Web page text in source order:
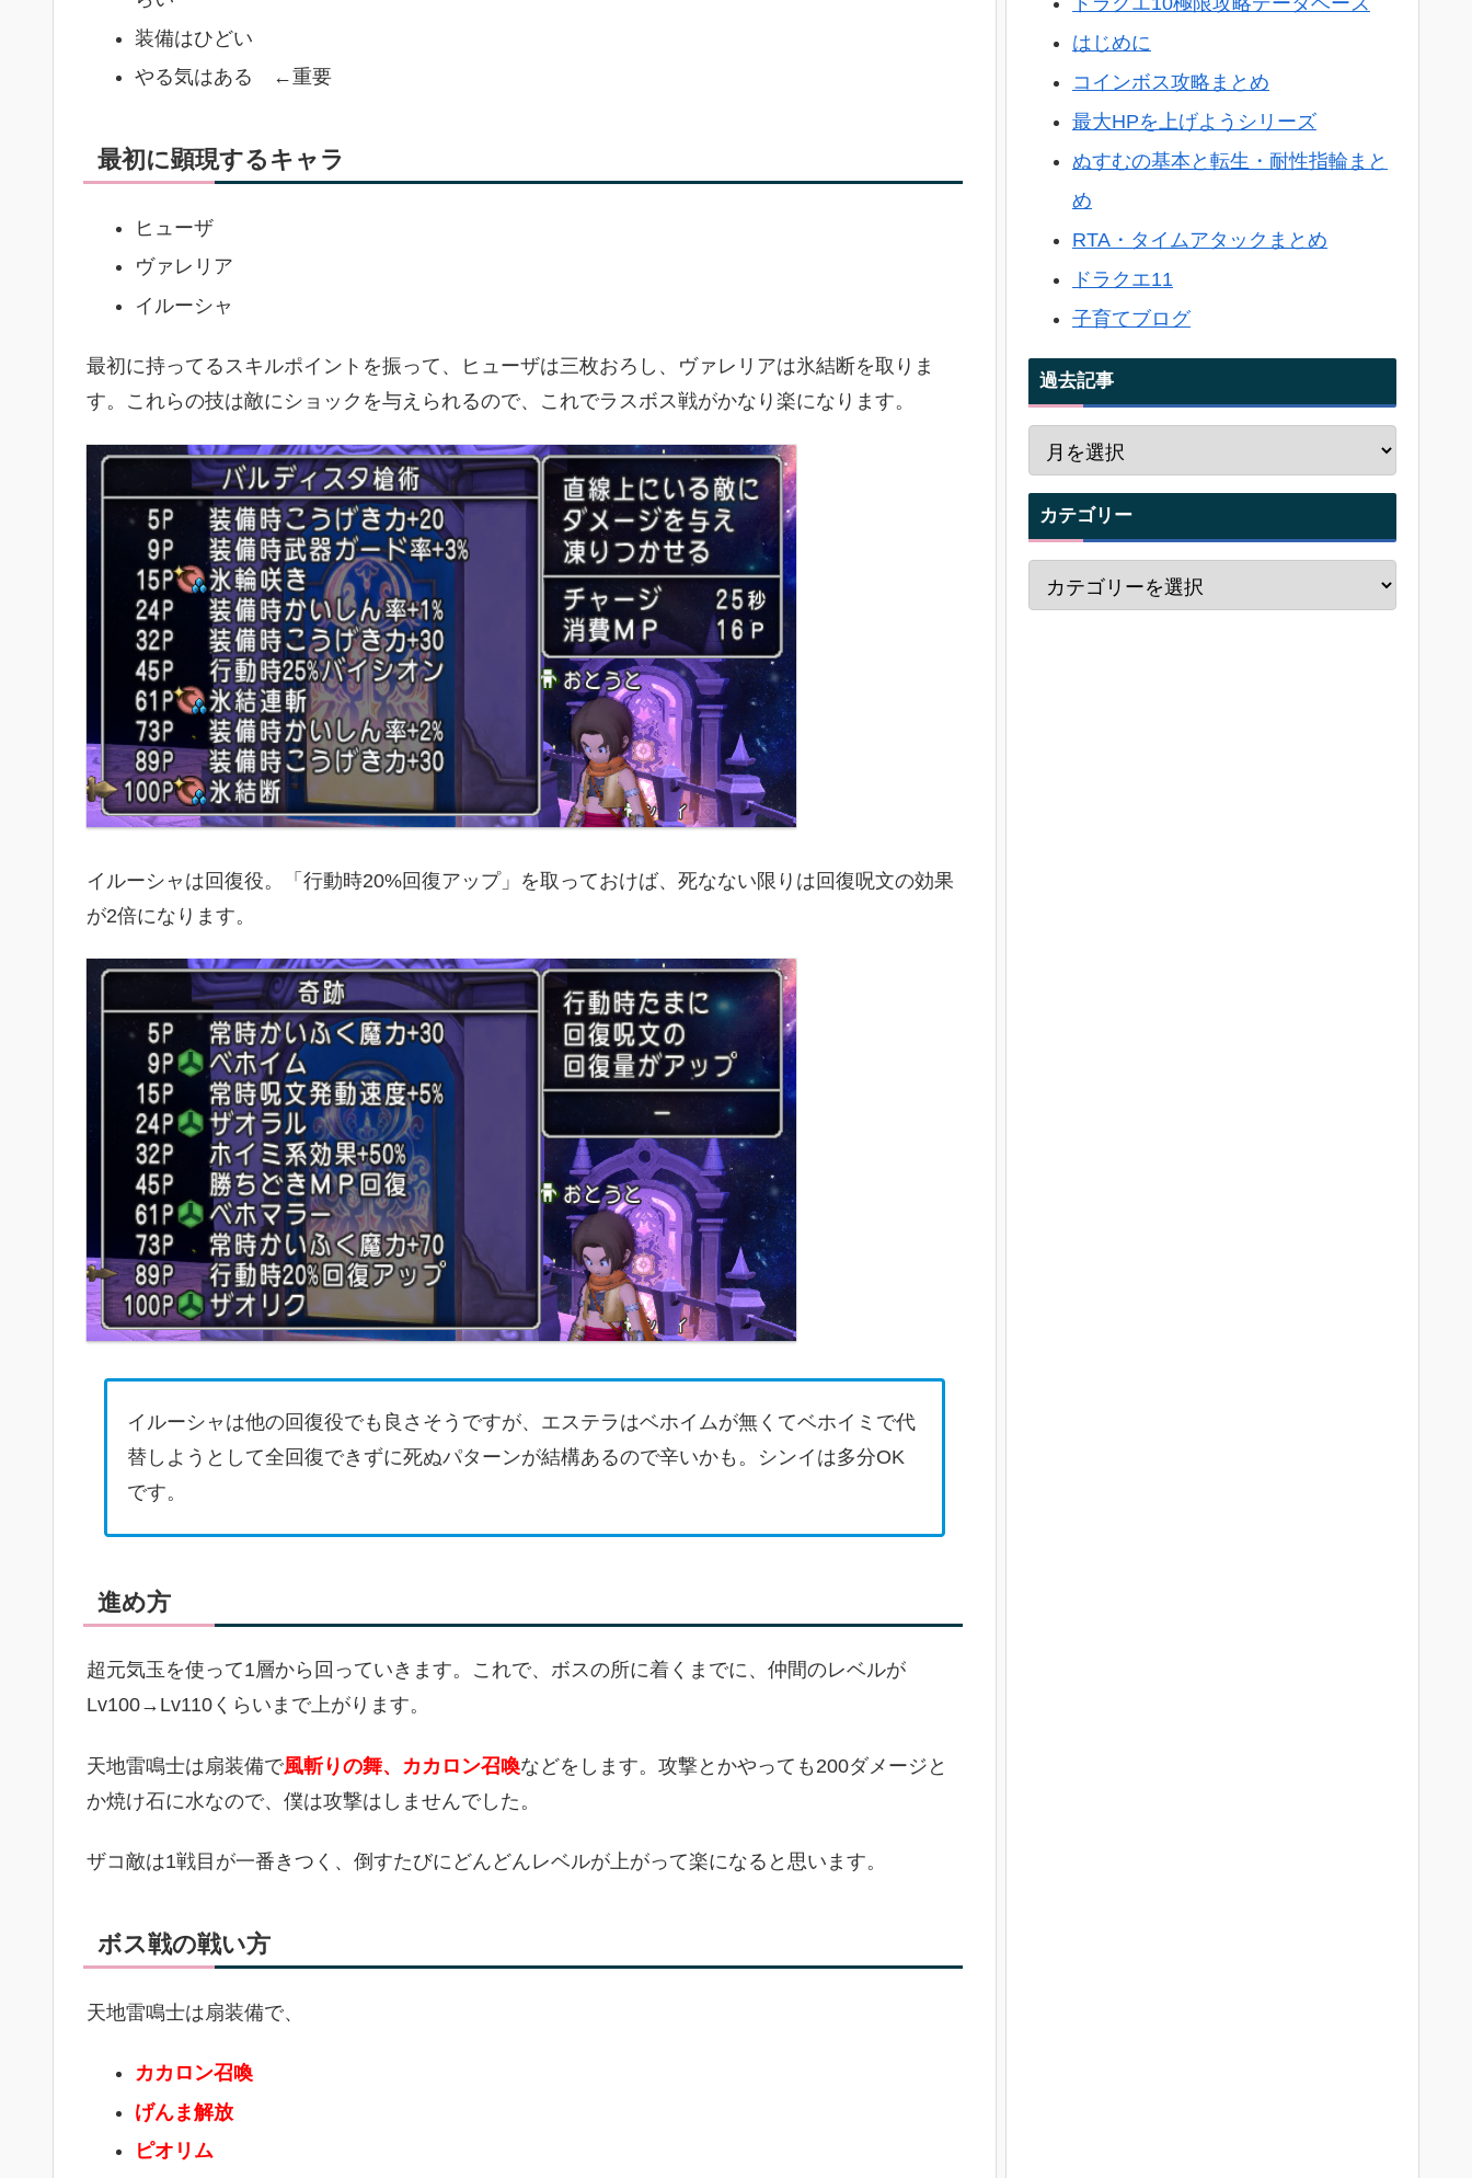
装備はひどい
やる気はある ←重要
最初に顕現するキャラ
ヒューザ
ヴァレリア
イルーシャ
最初に持ってるスキルポイントを振って、ヒューザは三枚おろし、ヴァレリアは氷結断を取りま
す。これらの技は敵にショックを与えられるので、これでラスボス戦がかなり楽になります。
イルーシャは回復役。「行動時20%回復アップ」を取っておけば、死なない限りは回復呪文の効果
が2倍になります。
イルーシャは他の回復役でも良さそうですが、エステラはベホイムが無くてベホイミで代
替しようとして全回復できずに死ぬパターンが結構あるので辛いかも。シンイは多分OK
です。
進め方
超元気玉を使って1層から回っていきます。これで、ボスの所に着くまでに、仲間のレベルが
Lv100→Lv110くらいまで上がります。
天地雷鳴士は扇装備で風斬りの舞、カカロン召喚などをします。攻撃とかやっても200ダメージと
か焼け石に水なので、僕は攻撃はしませんでした。
ザコ敵は1戦目が一番きつく、倒すたびにどんどんレベルが上がって楽になると思います。
ボス戦の戦い方
天地雷鳴士は扇装備で、
カカロン召喚
げんま解放
ピオリム
はじめに
コインボス攻略まとめ
最大HPを上げようシリーズ
ぬすむの基本と転生・耐性指輪まと
め
RTA・タイムアタックまとめ
ドラクエ11
子育てブログ
過去記事
カテゴリー